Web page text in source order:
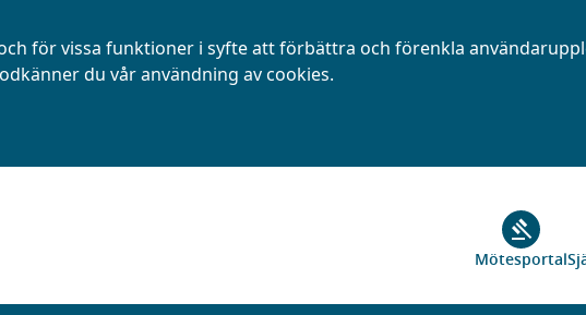
för vissa funktioner i syfte att förbättra och förenkla
du vår användning av cookies.
gavel
Mötesportal